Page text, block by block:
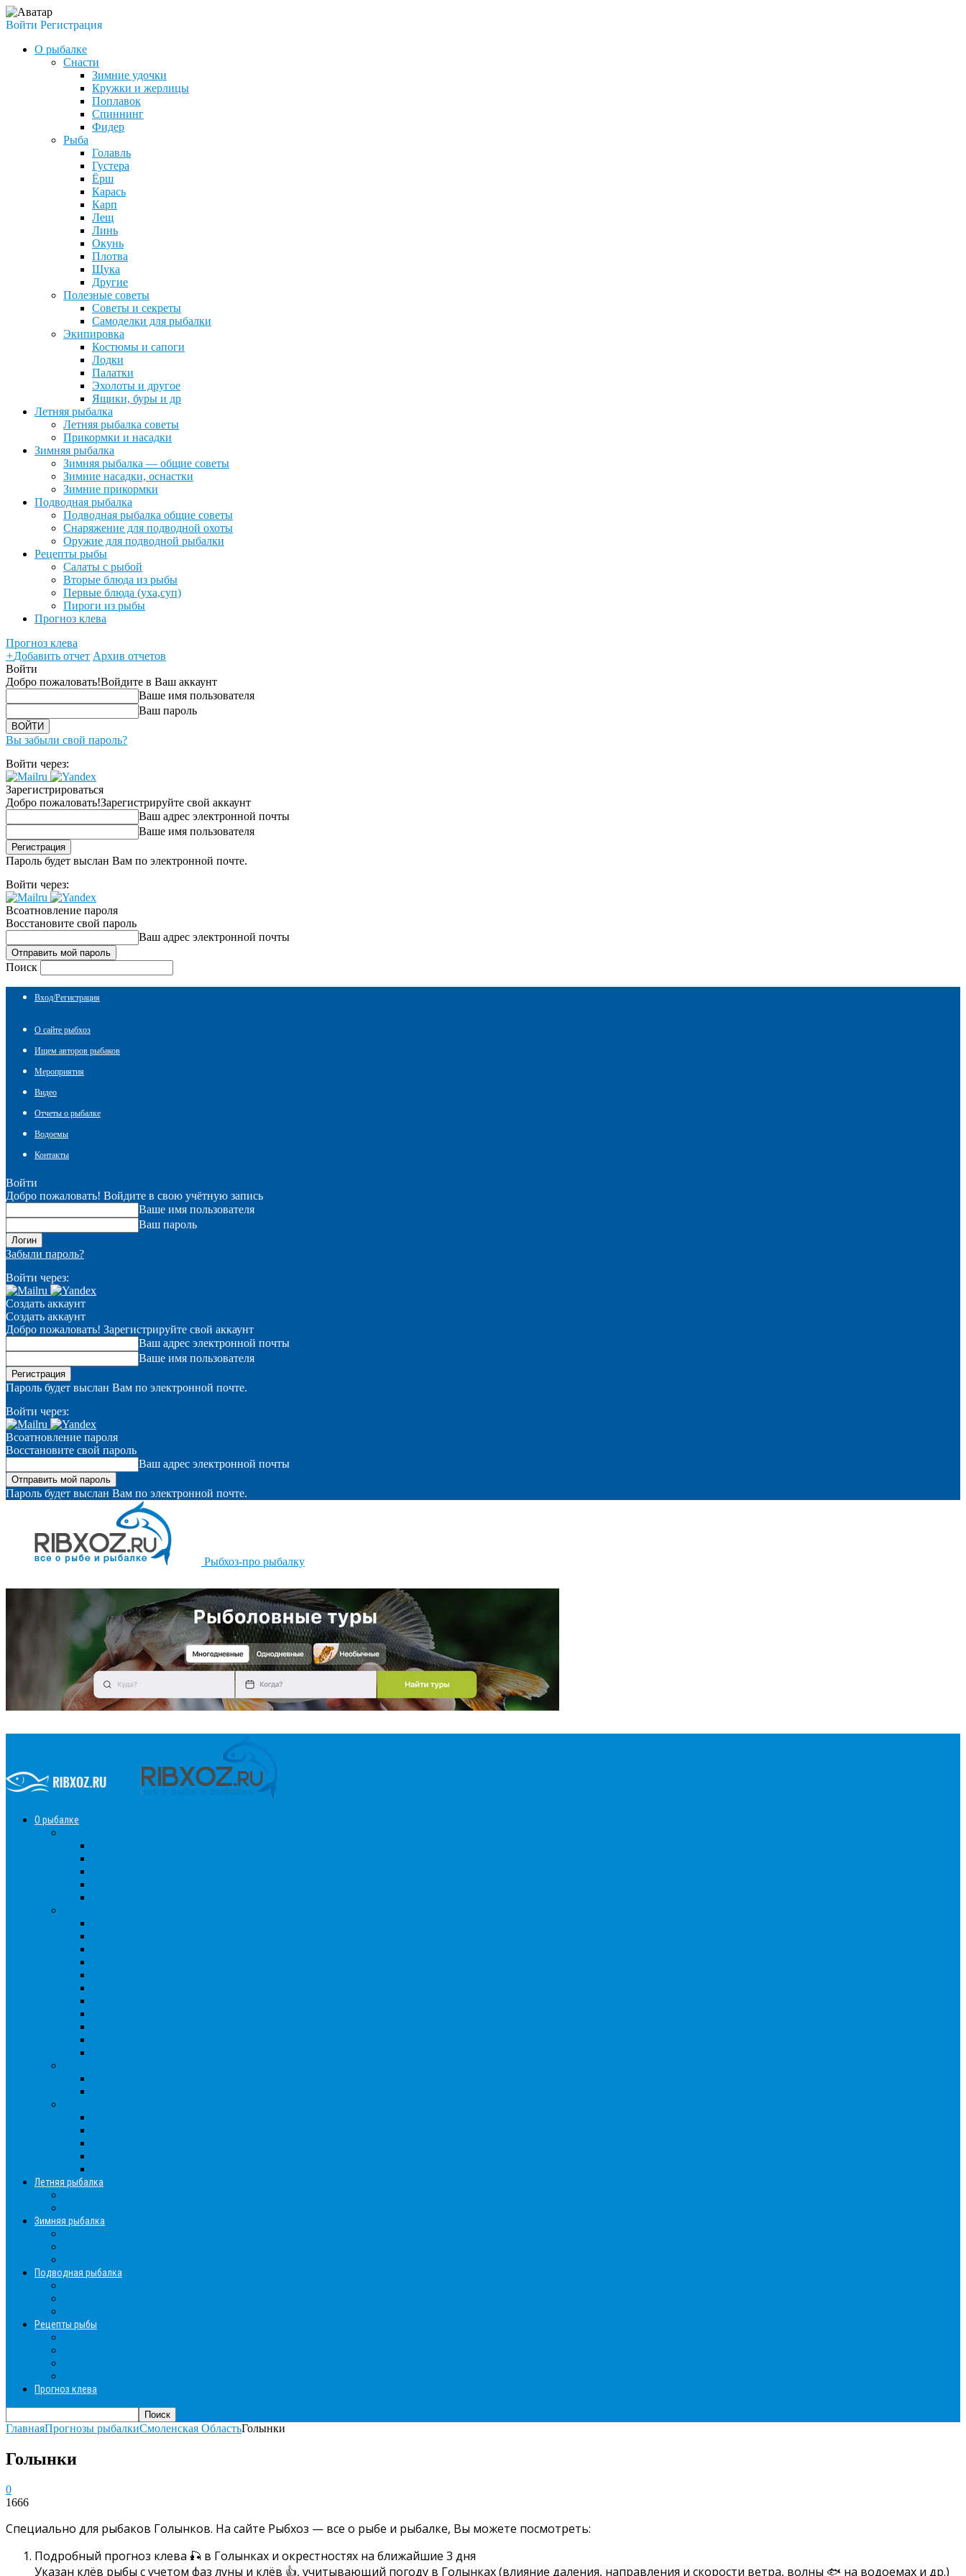
Войти Регистрация
О рыбалке
Снасти
Зимние удочки
Кружки и жерлицы
Поплавок
Спиннинг
Фидер
Рыба
Голавль
Густера
Ёрш
Карась
Карп
Лещ
Линь
Окунь
Плотва
Щука
Другие
Полезные советы
Советы и секреты
Самоделки для рыбалки
Экипировка
Костюмы и сапоги
Лодки
Палатки
Эхолоты и другое
Ящики, буры и др
Летняя рыбалка
Летняя рыбалка советы
Прикормки и насадки
Зимняя рыбалка
Зимняя рыбалка — общие советы
Зимние насадки, оснастки
Зимние прикормки
Подводная рыбалка
Подводная рыбалка общие советы
Снаряжение для подводной охоты
Оружие для подводной рыбалки
Рецепты рыбы
Салаты с рыбой
Вторые блюда из рыбы
Первые блюда (уха,суп)
Пироги из рыбы
Прогноз клева
Прогноз клева
+Добавить отчет Архив отчетов
Войти
Добро пожаловать!Войдите в Ваш аккаунт
Ваше имя пользователя
Ваш пароль
Вы забыли свой пароль?
Войти через:
Зарегистрироваться
Добро пожаловать!Зарегистрируйте свой аккаунт
Ваш адрес электронной почты
Ваше имя пользователя
Пароль будет выслан Вам по электронной почте.
Войти через:
Всоатновление пароля
Восстановите свой пароль
Ваш адрес электронной почты
Поиск
Вход/Регистрация
О сайте рыбхоз
Ищем авторов рыбаков
Мероприятия
Видео
Отчеты о рыбалке
Водоемы
Контакты
Войти
Добро пожаловать! Войдите в свою учётную запись
Ваше имя пользователя
Ваш пароль
Забыли пароль?
Войти через:
Создать аккаунт
Создать аккаунт
Добро пожаловать! Зарегистрируйте свой аккаунт
Ваш адрес электронной почты
Ваше имя пользователя
Пароль будет выслан Вам по электронной почте.
Войти через:
Всоатновление пароля
Восстановите свой пароль
Ваш адрес электронной почты
Пароль будет выслан Вам по электронной почте.
Рыбхоз-про рыбалку
О рыбалке
Летняя рыбалка
Зимняя рыбалка
Подводная рыбалка
Рецепты рыбы
Прогноз клева
ГлавнаяПрогнозы рыбалкиСмоленская ОбластьГолынки
Голынки
0
1666
Специально для рыбаков Голынков. На сайте Рыбхоз — все о рыбе и рыбалке, Вы можете посмотреть:
Подробный прогноз клева 🎣 в Голынках и окрестностях на ближайшие 3 дня
Указан клёв рыбы с учетом фаз луны и клёв 👍, учитывающий погоду в Голынках (влияние даления, направления и скорости ветра, волны 🐟 на водоемах и др.)